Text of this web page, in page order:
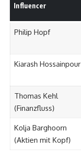
Influencer
Philip Hopf
Kiarash Hossainpour
Thomas Kehl
(Finanzfluss)
Kolja Barghoorn
(Aktien mit Kopf)